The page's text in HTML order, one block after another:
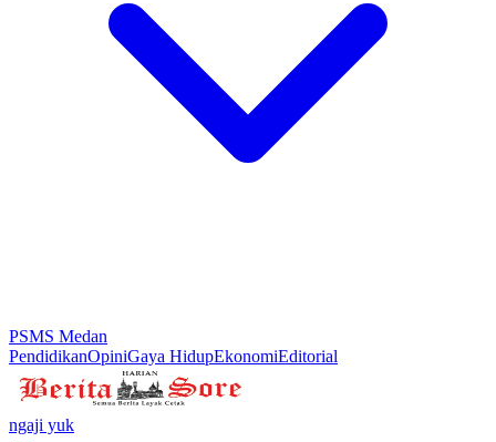
PSMS Medan
PendidikanOpiniGaya HidupEkonomiEditorial
ngaji yuk